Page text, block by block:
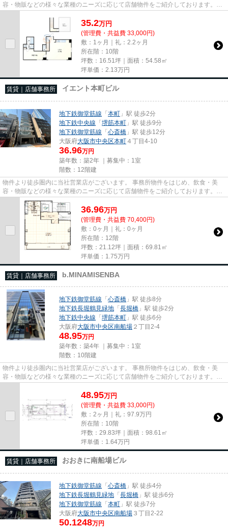
容・物販などの様々な業種のニーズに応じて店舗物件をご紹介しております。
尚、弊社ではおとり広告は一切...
35.2万円
(管理費・共益費 33,000円)
敷：1ヶ月｜礼：2.2ヶ月
所在階：10階
坪数：16.51坪｜面積：54.58㎡
坪単価： 2.13万円
賃貸｜店舗事務所 イエント本町ビル
地下鉄御堂筋線 「本町 」駅 徒歩2分
地下鉄中央線 「堺筋本町 」駅 徒歩9分
地下鉄御堂筋線 「心斎橋 」駅 徒歩12分
大阪府大阪市中央区本町 ４丁目4-10
36.96万円
築年数：築2年 ｜募集中： 1室
階数：12階建
物件より徒歩圏内に当社営業店がございます。 事務所物件をはじめ、飲食・美
容・物販などの様々な業種のニーズに応じて店舗物件をご紹介しております。
尚、弊社ではおとり広告は一切...
36.96万円
(管理費・共益費 70,400円)
敷：0ヶ月｜礼：0ヶ月
所在階：12階
坪数：21.12坪｜面積：69.81㎡
坪単価： 1.75万円
賃貸｜店舗事務所 b.MINAMISENBA
地下鉄御堂筋線 「心斎橋 」駅 徒歩8分
地下鉄長堀鶴見緑地 「長堀橋 」駅 徒歩2分
地下鉄中央線 「堺筋本町 」駅 徒歩6分
大阪府大阪市中央区南船場 ２丁目2-4
48.95万円
築年数：築4年 ｜募集中： 1室
階数：10階建
物件より徒歩圏内に当社営業店がございます。 事務所物件をはじめ、飲食・美
容・物販などの様々な業種のニーズに応じて店舗物件をご紹介しております。
尚、弊社ではおとり広告は一切...
48.95万円
(管理費・共益費 33,000円)
敷：2ヶ月｜礼：97.9万円
所在階：10階
坪数：29.83坪｜面積：98.61㎡
坪単価： 1.64万円
賃貸｜店舗事務所 おおきに南船場ビル
地下鉄御堂筋線 「心斎橋 」駅 徒歩4分
地下鉄長堀鶴見緑地 「長堀橋 」駅 徒歩6分
地下鉄御堂筋線 「本町 」駅 徒歩7分
大阪府大阪市中央区南船場 ３丁目2-22
50.1248万円